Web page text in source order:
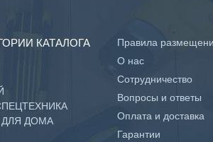
КАТАЛОГА
ДОМА
Правила
О нас
Сотрудничество
Вопросы и ответы
Оплата и доставка
Гарантии